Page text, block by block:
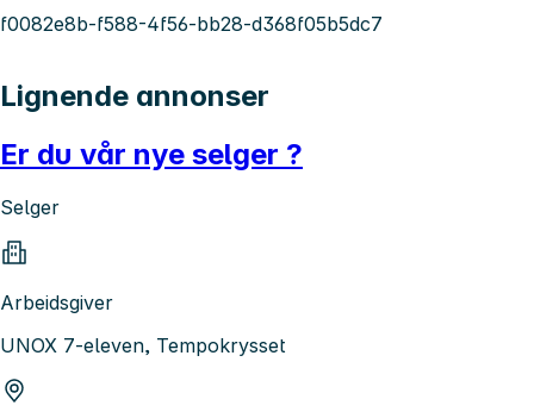
f0082e8b-f588-4f56-bb28-d368f05b5dc7
Lignende annonser
Er du vår nye selger ?
Selger
Arbeidsgiver
UNOX 7-eleven, Tempokrysset